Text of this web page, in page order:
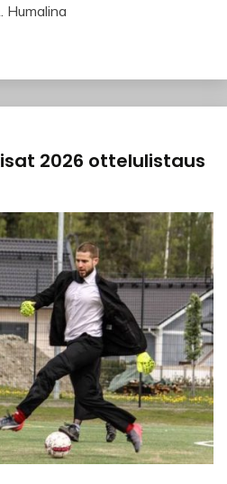
Humalina
2026 ottelulistaus